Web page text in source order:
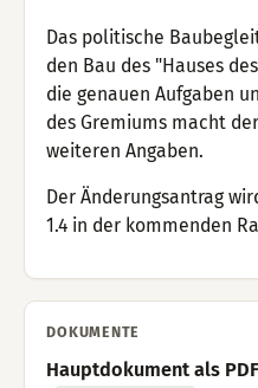
Das politische
den Bau des "Hauses
die genauen Aufgaben
des Gremiums macht
weiteren Angaben.
Der Änderungsantrag
1.4 in der kommenden
DOKUMENTE
Hauptdokument als